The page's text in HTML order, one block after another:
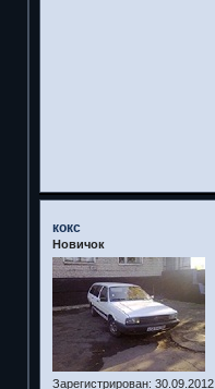
кокс
Новичок
Зарегистрирован: 30.09.2012